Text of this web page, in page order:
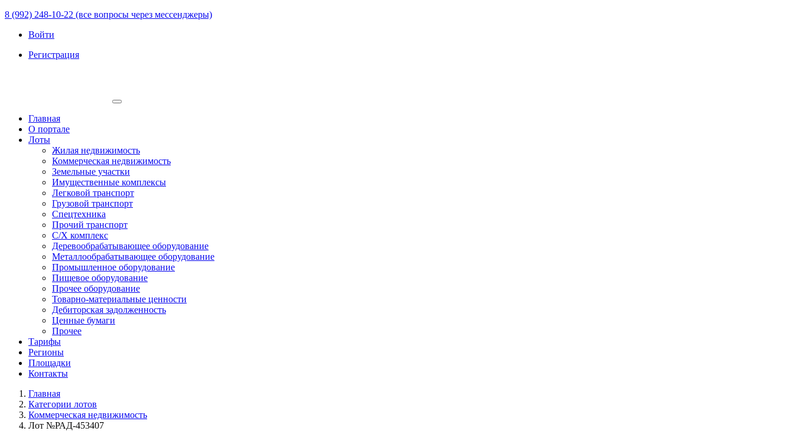
8 (992) 248-10-22 (все вопросы через мессенджеры)
Войти
Регистрация
Главная
О портале
Лоты
Жилая недвижимость
Коммерческая недвижимость
Земельные участки
Имущественные комплексы
Легковой транспорт
Грузовой транспорт
Спецтехника
Прочий транспорт
С/Х комплекс
Деревообрабатывающее оборудование
Металлообрабатывающее оборудование
Промышленное оборудование
Пищевое оборудование
Прочее оборудование
Товарно-материальные ценности
Дебиторская задолженность
Ценные бумаги
Прочее
Тарифы
Регионы
Площадки
Контакты
Главная
Категории лотов
Коммерческая недвижимость
Лот №РАД-453407